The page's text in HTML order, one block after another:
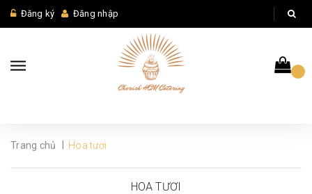
Đăng ký Đăng nhập
Trang chủ Hoa tươi
HOA TƯƠI